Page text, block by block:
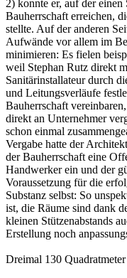
2) konnte er, auf der
Bauherrschaft erreichen,
stellte. Auf der anderen
Aufwände vor allem im
minimieren: Es fielen
weil Stephan Rutz direkt
Sanitärinstallateur durch
und Leitungsverläufe
Bauherrschaft
direkt an Unternehmer
schon einmal
Vergabe hatte der
der Bauherrschaft eine
Handwerker ein und der
Voraussetzung für die
Substanz selbst: So
ist, die Räume sind dank
kleinen Stützenabstands
Erstellung noch
Dreimal 130